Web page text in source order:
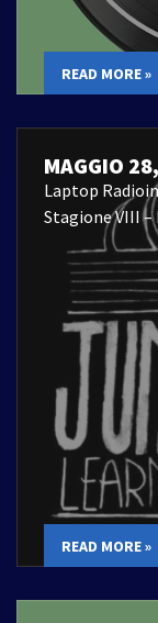
READ MORE »
MAGGIO
Laptop
Stagione VIII
READ MORE »